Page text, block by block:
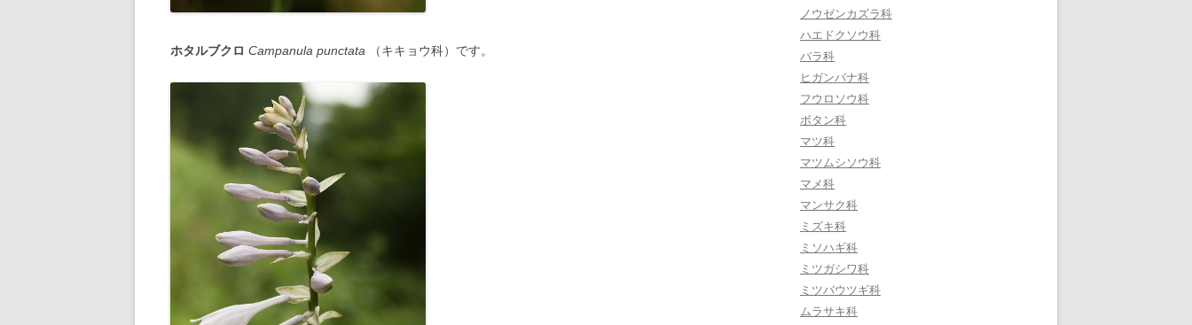
ホタルブクロ Campanula punctata （キキョウ科）です。
ノウゼンカズラ科
ハエドクソウ科
バラ科
ヒガンバナ科
フウロソウ科
ボタン科
マツ科
マツムシソウ科
マメ科
マンサク科
ミズキ科
ミソハギ科
ミツガシワ科
ミツバウツギ科
ムラサキ科